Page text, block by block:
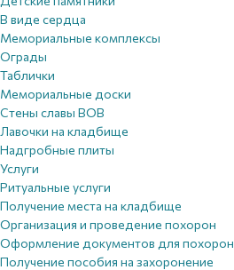
В виде сердца
Мемориальные комплексы
Ограды
Таблички
Мемориальные доски
Стены славы ВОВ
Лавочки на кладбище
Надгробные плиты
Услуги
Ритуальные услуги
Получение места на кладбище
Организация и проведение похорон
Оформление документов для похорон
Получение пособия на захоронение